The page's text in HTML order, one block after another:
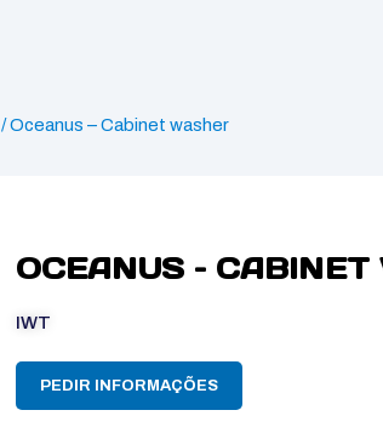
/ Oceanus – Cabinet washer
OCEANUS – CABINET
IWT
PEDIR INFORMAÇÕES